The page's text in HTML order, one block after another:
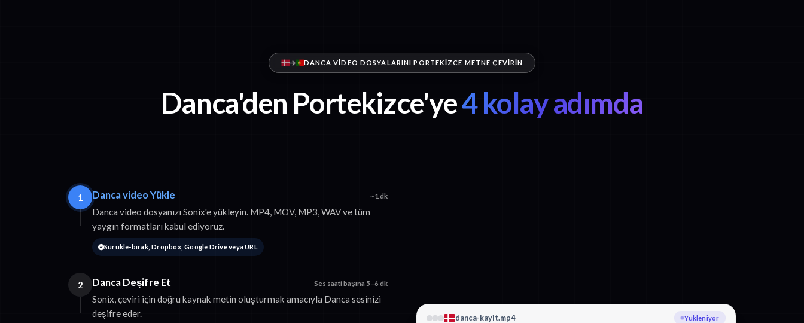
DANCA VIDEO DOSYALARINI PORTEKIZCE METNE ÇEVIRIN
Danca'den Portekizce'ye4 kolay adımda
1 Danca video Yükle ~1 dk
Danca video dosyanızı Sonix'e yükleyin. MP4, MOV, MP3, WAV ve tüm
yaygın formatları kabul ediyoruz.
Sürükle-bırak, Dropbox, Google Drive veya URL
2 Danca Deşifre Et Ses saati başına 5–6 dk
Sonix, çeviri için doğru kaynak metin oluşturmak amacıyla Danca sesinizi
deşifre eder.
danca-kayit.mp4 Danca yazıya dökülüyor